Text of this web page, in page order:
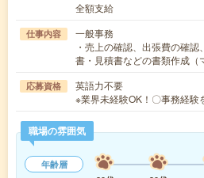
全額支給
仕事内容
一般事務
・売上の確認、出張費の確
書・見積書などの書類作成
応募資格
英語力不要
※業界未経験OK！〇事務経験
職場の雰囲気
年齢層